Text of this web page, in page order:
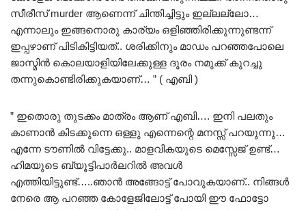
സീരീസ് murder ആണെന്ന് ചിന്തിച്ചിട്ടും ഇല്ലല്ലോ…
എന്നാലും ഇങ്ങനൊരു കാര്യം ഒളിഞ്ഞിരിക്കുന്നുണ്ടന്ന്
ഇപ്പഴാണ് പിടികിട്ടിയത്.. ശരിക്കിനും മാഡം പറഞ്ഞപോലെ
ജാസ്മിൻ കൊലയാളിയിലേക്കുള്ള ദൂരം നമുക്ക് കുറച്ചു
തന്നുകൊണ്ടിരിക്കുകയാണ്… ” ( എബി )
” ഇതൊരു തുടക്കം മാത്രം ആണ് എബി…. ഇനി പലതും
കാണാൻ കിടക്കുന്നെ ഒള്ളു എന്നെന്റെ മനസ്സ് പറയുന്നു…
എന്നേ ടൗണിൽ വിട്ടേക്കു.. മാളവികയുടെ മെസ്സേജ് ഉണ്ട്…
ഹിമയുടെ ബ്യൂട്ടിപാർലറിൽ അവൾ
എത്തിയിട്ടുണ്ട്…..ഞാൻ അങ്ങോട്ട് പോവുകയാണ്.. നിങ്ങൾ
നേരെ ആ പറഞ്ഞ കോളേജിലോട്ട് പോയി ഈ ഫോട്ടോ